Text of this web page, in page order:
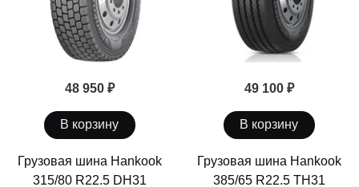
48 950 ₽
В корзину
Грузовая шина Hankook
315/80 R22.5 DH31
49 100 ₽
В корзину
Грузовая шина Hankook
385/65 R22.5 TH31